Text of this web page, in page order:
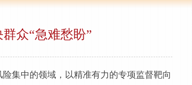
众“急难愁盼”
集中的领域，以精准有力的专项监督靶向